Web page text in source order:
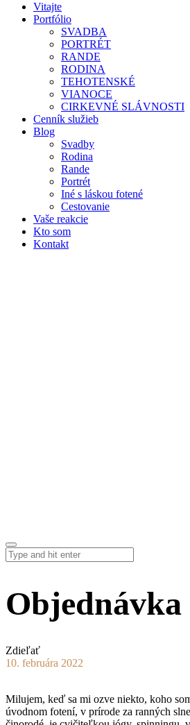
Vitajte
Portfólio
SVADBA
PORTRÉT
RANDE
RODINA
TEHOTENSKÉ
VIANOCE
CIRKEVNÉ SLÁVNOSTI
Cenník služieb
Blog
Svadby
Rodina
Rande
Portrét
Iné s láskou fotené
Cestovanie
Vaše reakcie
Kto som
Kontakt
Zdieľať
10. februára 2022
Milujem, keď sa mi ozve niekto, koho
úvodnom fotení, v prírode za ranných